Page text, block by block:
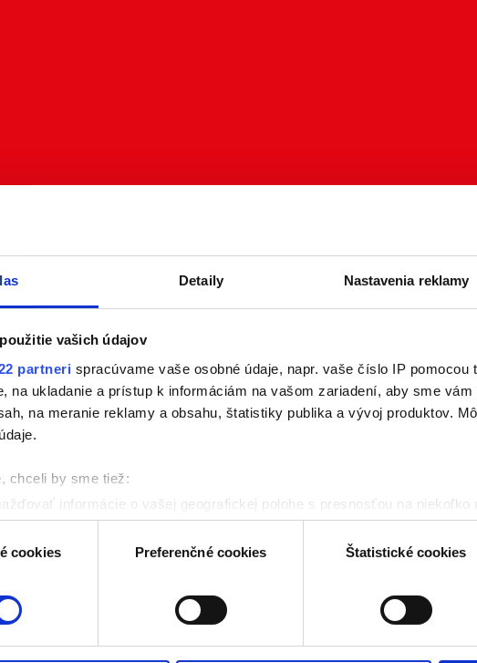
Detaily Nastavenia reklamy
vašich údajov
partneri spracúvame vaše osobné údaje, napr. vaše číslo IP pomocou
na ukladanie a prístup k informáciám na vašom zariadení, aby sme
na meranie reklamy a obsahu, štatistiky publika a vývoj produktov.
chceli by sme tiež:
informácie o vašej geografickej polohe s presnosťou na niekoľko
vaše zariadenie aktívnym skenovaním konkrétnych charakteristík
o tom, ako sa spracúvajú vaše osobné údaje, nájdete v časti s vašimi
používa cookies. Aktívnym nastavením nám udelíte súhlas s
cookies Preferenčné cookies Štatistické cookies